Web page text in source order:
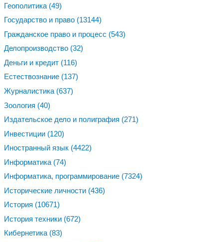
Геополитика (49)
Государство и право (13144)
Гражданское право и процесс (543)
Делопроизводство (32)
Деньги и кредит (116)
Естествознание (137)
Журналистика (637)
Зоология (40)
Издательское дело и полиграфия (271)
Инвестиции (120)
Иностранный язык (4422)
Информатика (74)
Информатика, программирование (7324)
Исторические личности (436)
История (10671)
История техники (672)
Кибернетика (83)